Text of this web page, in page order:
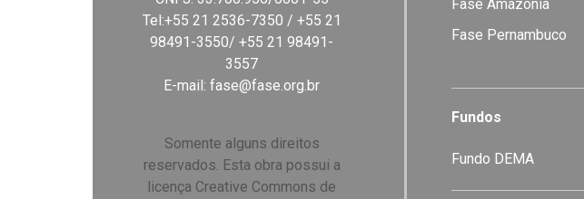
Tel:+55 21 2536-7350 / +55 21
98491-3550/ +55 21 98491-
3557
E-mail:fase@fase.org.br
Somente alguns direitos
reservados. Esta obra possui a
licença Creative Commons de
Fase Amazônia
Fase Pernambuco
Fundos
Fundo DEMA